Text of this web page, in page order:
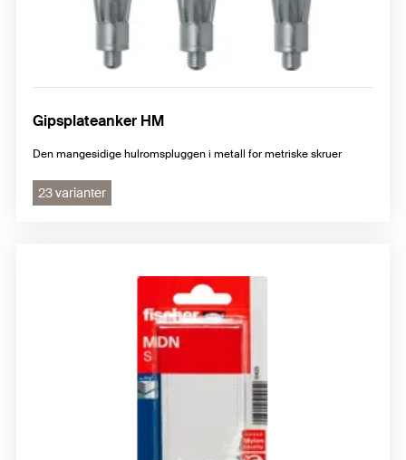
Gipsplateanker HM
Den mangesidige hulromspluggen i metall for metriske skruer
23 varianter